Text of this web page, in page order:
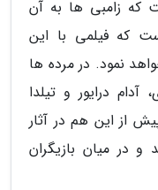
که زامبی ها به آن
که فیلمی با این
نمود. در مرده ها
درایور و تیلدا
از این هم در آثار
و در میان بازیگران